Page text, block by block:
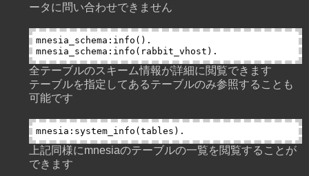
ータに問い合わせできません
mnesia_schema:info().
全テーブルのスキーム情報が詳細に閲覧できます
テーブルを指定してあるテーブルのみ参照することも
可能です
上記同様にmnesiaのテーブルの一覧を閲覧することが
できます